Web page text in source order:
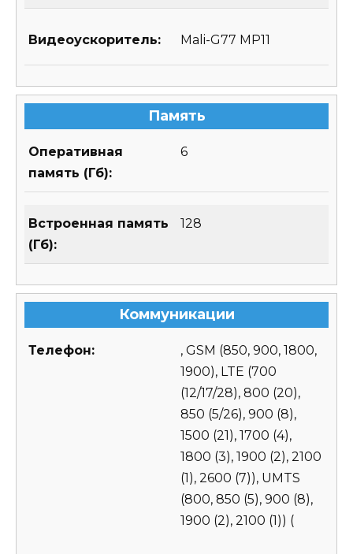
Видеоускоритель: Mali-G77 MP11
Память
Оперативная
память (Гб):
6
Встроенная память
(Гб):
128
Коммуникации
Телефон:
, GSM (850, 900, 1800,
1900), LTE (700
(12/17/28), 800 (20),
850 (5/26), 900 (8),
1500 (21), 1700 (4),
1800 (3), 1900 (2), 2100
(1), 2600 (7)), UMTS
(800, 850 (5), 900 (8),
1900 (2), 2100 (1)) (